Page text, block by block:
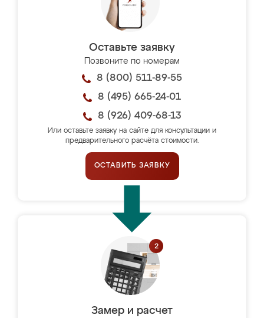
Оставьте заявку
Позвоните по номерам
8 (800) 511-89-55
8 (495) 665-24-01
8 (926) 409-68-13
Или оставьте заявку на сайте для консультации и
предварительного расчёта стоимости.
ОСТАВИТЬ ЗАЯВКУ
Замер и расчет